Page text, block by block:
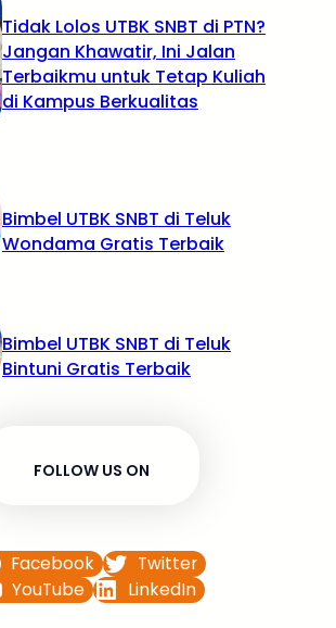
Tidak Lolos UTBK SNBT di PTN?
Jangan Khawatir, Ini Jalan
Terbaikmu untuk Tetap Kuliah
di Kampus Berkualitas
Bimbel UTBK SNBT di Teluk
Wondama Gratis Terbaik
Bimbel UTBK SNBT di Teluk
Bintuni Gratis Terbaik
FOLLOW US ON
Facebook
Twitter
YouTube
LinkedIn